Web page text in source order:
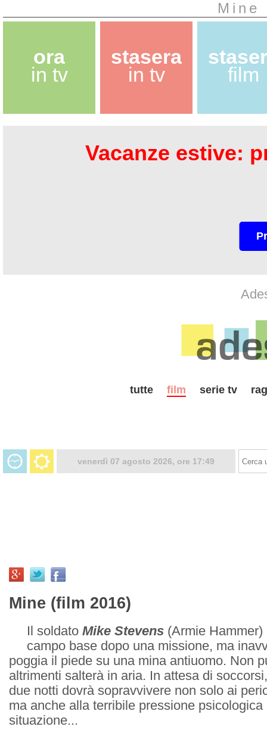
ora
in tv
stasera
in tv
film
Vacanze estive:
tutte film serie tv
venerdì 07 agosto 2026, ore 17:49
Mine (film 2016)
Il soldato Mike Stevens (Armie
campo base dopo una missione, ma
poggia il piede su una mina antiuomo. Non
altrimenti salterà in aria. In attesa di
due notti dovrà sopravvivere non solo ai
ma anche alla terribile pressione
situazione...